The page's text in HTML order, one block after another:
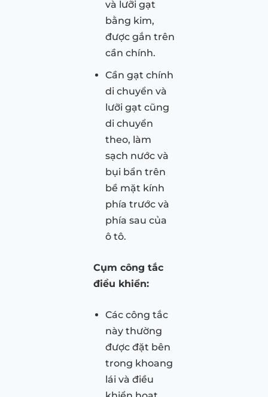
và lưỡi gạt
bằng kim,
được gắn trên
cần chính.
Cần gạt chính
di chuyển và
lưỡi gạt cũng
di chuyển
theo, làm
sạch nước và
bụi bẩn trên
bề mặt kính
phía trước và
phía sau của
ô tô.
Cụm công tắc
điều khiển:
Các công tắc
này thường
được đặt bên
trong khoang
lái và điều